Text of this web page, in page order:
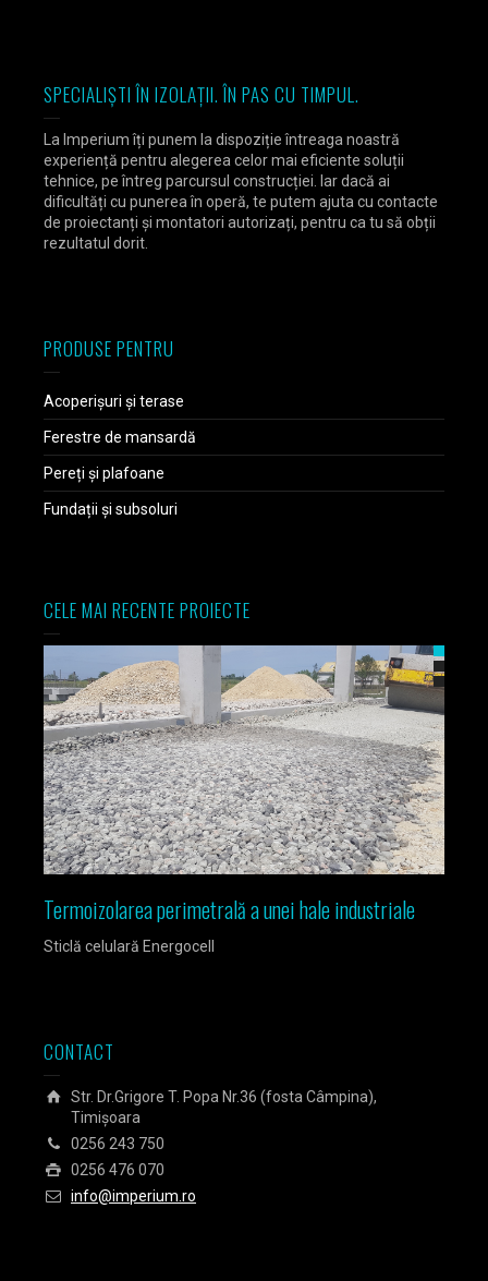
SPECIALIȘTI ÎN IZOLAȚII. ÎN PAS CU TIMPUL.
La Imperium îți punem la dispoziție întreaga noastră
experiență pentru alegerea celor mai eficiente soluții
tehnice, pe întreg parcursul construcției. Iar dacă ai
dificultăți cu punerea în operă, te putem ajuta cu contacte
de proiectanți și montatori autorizați, pentru ca tu să obții
rezultatul dorit.
PRODUSE PENTRU
Acoperișuri și terase
Ferestre de mansardă
Pereți și plafoane
Fundații și subsoluri
CELE MAI RECENTE PROIECTE
Termoizolarea perimetrală a unei hale industriale
Sticlă celulară Energocell
CONTACT
Str. Dr.Grigore T. Popa Nr.36 (fosta Câmpina),
Timișoara
0256 243 750
0256 476 070
info@imperium.ro